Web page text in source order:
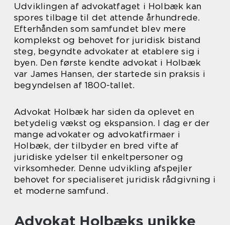
Udviklingen af advokatfaget i Holbæk kan
spores tilbage til det attende århundrede.
Efterhånden som samfundet blev mere
komplekst og behovet for juridisk bistand
steg, begyndte advokater at etablere sig i
byen. Den første kendte advokat i Holbæk
var James Hansen, der startede sin praksis i
begyndelsen af 1800-tallet.
Advokat Holbæk har siden da oplevet en
betydelig vækst og ekspansion. I dag er der
mange advokater og advokatfirmaer i
Holbæk, der tilbyder en bred vifte af
juridiske ydelser til enkeltpersoner og
virksomheder. Denne udvikling afspejler
behovet for specialiseret juridisk rådgivning i
et moderne samfund.
Advokat Holbæks unikke